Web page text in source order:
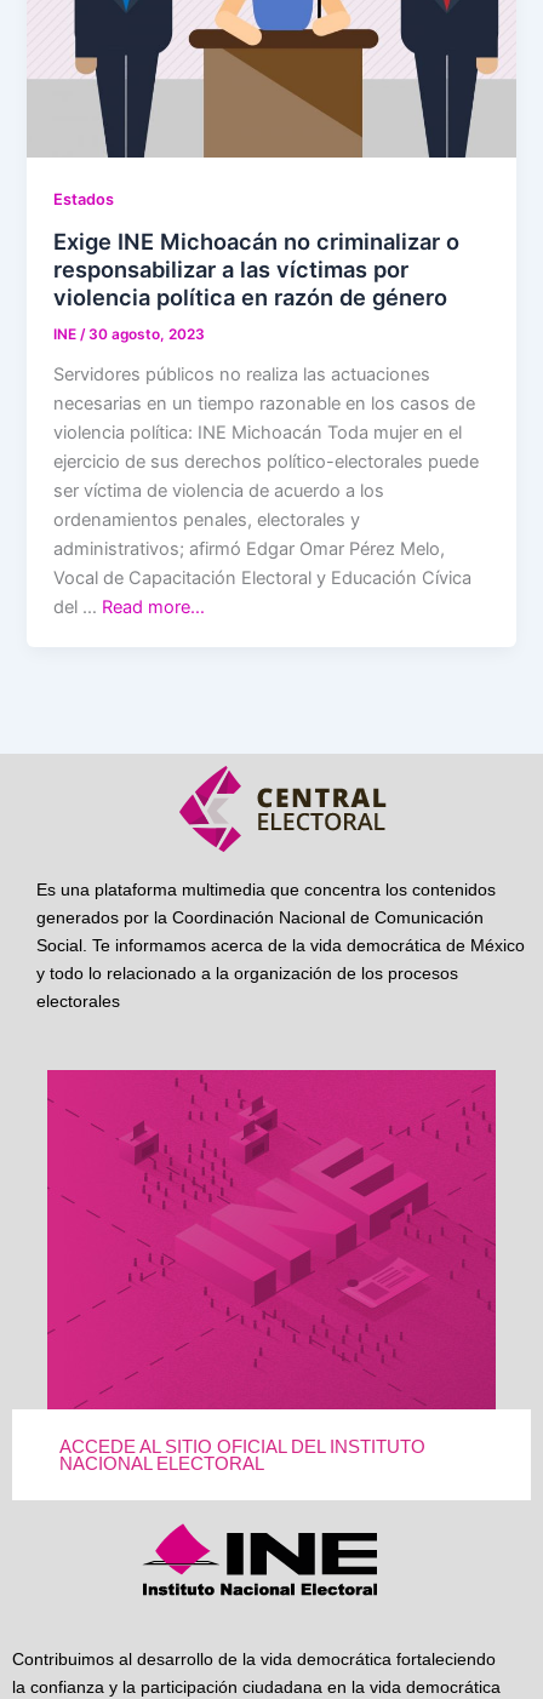
Estados
Exige INE Michoacán no criminalizar o
responsabilizar a las víctimas por
violencia política en razón de género
INE /30 agosto, 2023
Servidores públicos no realiza las actuaciones
necesarias en un tiempo razonable en los casos de
violencia política: INE Michoacán Toda mujer en el
ejercicio de sus derechos político-electorales puede
ser víctima de violencia de acuerdo a los
ordenamientos penales, electorales y
administrativos; afirmó Edgar Omar Pérez Melo,
Vocal de Capacitación Electoral y Educación Cívica
del … Read more…
Es una plataforma multimedia que concentra los contenidos
generados por la Coordinación Nacional de Comunicación
Social. Te informamos acerca de la vida democrática de México
y todo lo relacionado a la organización de los procesos
electorales
ACCEDE AL SITIO OFICIAL DEL INSTITUTO
NACIONAL ELECTORAL
Contribuimos al desarrollo de la vida democrática fortaleciendo
la confianza y la participación ciudadana en la vida democrática